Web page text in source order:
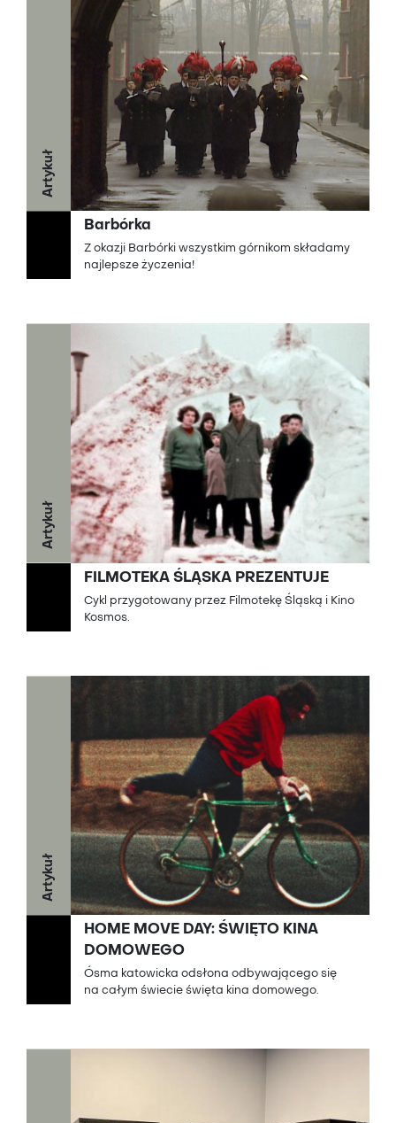
Artykuł
Barbórka
Z okazji Barbórki wszystkim górnikom składamy
najlepsze życzenia!
Artykuł
FILMOTEKA ŚLĄSKA PREZENTUJE
Cykl przygotowany przez Filmotekę Śląską i Kino
Kosmos.
Artykuł
HOME MOVE DAY: ŚWIĘTO KINA
DOMOWEGO
Ósma katowicka odsłona odbywającego się
na całym świecie święta kina domowego.